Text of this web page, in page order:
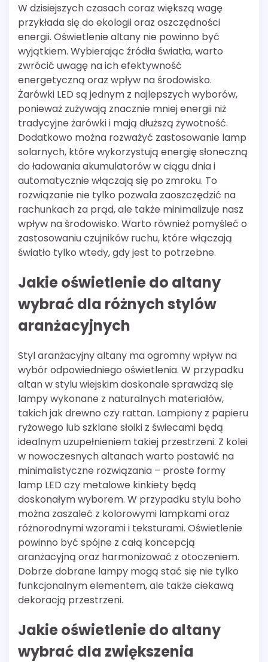
W dzisiejszych czasach coraz większą wagę
przykłada się do ekologii oraz oszczędności
energii. Oświetlenie altany nie powinno być
wyjątkiem. Wybierając źródła światła, warto
zwrócić uwagę na ich efektywność
energetyczną oraz wpływ na środowisko.
Żarówki LED są jednym z najlepszych wyborów,
ponieważ zużywają znacznie mniej energii niż
tradycyjne żarówki i mają dłuższą żywotność.
Dodatkowo można rozważyć zastosowanie lamp
solarnych, które wykorzystują energię słoneczną
do ładowania akumulatorów w ciągu dnia i
automatycznie włączają się po zmroku. To
rozwiązanie nie tylko pozwala zaoszczędzić na
rachunkach za prąd, ale także minimalizuje nasz
wpływ na środowisko. Warto również pomyśleć o
zastosowaniu czujników ruchu, które włączają
światło tylko wtedy, gdy jest to potrzebne.
Jakie oświetlenie do altany
wybrać dla różnych stylów
aranżacyjnych
Styl aranżacyjny altany ma ogromny wpływ na
wybór odpowiedniego oświetlenia. W przypadku
altan w stylu wiejskim doskonale sprawdzą się
lampy wykonane z naturalnych materiałów,
takich jak drewno czy rattan. Lampiony z papieru
ryżowego lub szklane słoiki z świecami będą
idealnym uzupełnieniem takiej przestrzeni. Z kolei
w nowoczesnych altanach warto postawić na
minimalistyczne rozwiązania – proste formy
lamp LED czy metalowe kinkiety będą
doskonałym wyborem. W przypadku stylu boho
można zaszaleć z kolorowymi lampkami oraz
różnorodnymi wzorami i teksturami. Oświetlenie
powinno być spójne z całą koncepcją
aranżacyjną oraz harmonizować z otoczeniem.
Dobrze dobrane lampy mogą stać się nie tylko
funkcjonalnym elementem, ale także ciekawą
dekoracją przestrzeni.
Jakie oświetlenie do altany
wybrać dla zwiększenia